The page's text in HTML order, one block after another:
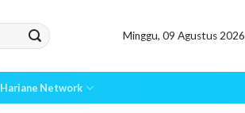
Minggu, 09 Agustus 2026
Hariane Network